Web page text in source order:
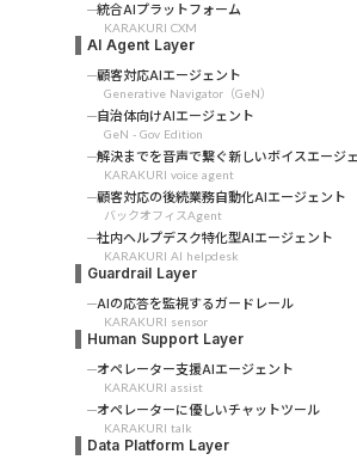
統合AIプラットフォーム
KARAKURI CXM
AI Agent Layer
顧客対応AIエージェント
Generative Navigator（GeN）
自治体向けAIエージェント
GeN - Gov Edition
解決までを音声で繋ぐ新しいボイスエージ
KARAKURI voice agent
顧客対応の後続業務自動化AIエージェント
バックオフィスAgent
社内ヘルプデスク特化型AIエージェント
KARAKURI AI helpdesk
Guardrail Layer
AIの応答を監視するガードレール
KARAKURI sensor
Human Support Layer
オペレーター支援AIエージェント
KARAKURI assist
オペレーターに優しいチャットツール
KARAKURI talk
Data Platform Layer